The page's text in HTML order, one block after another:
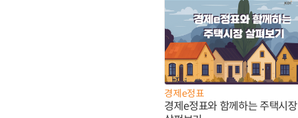
경제e정표
경제e정표와 함께하는 주택시장